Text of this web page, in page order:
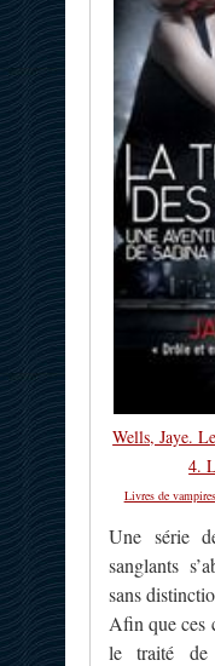
Wells, Jaye.
4.
Livres de vampires
Une série
sanglants
sans
Afin que ces
le traité